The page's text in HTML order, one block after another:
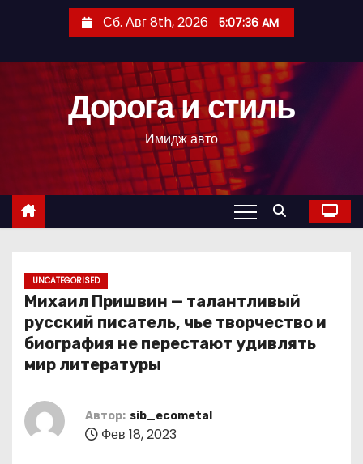
с
Сб. Авг 8th, 2026 5:07:37 AM
Дорога и стиль
Имидж авто
UNCATEGORISED
Михаил Пришвин — талантливый
русский писатель, чье творчество и
биография не перестают удивлять
мир литературы
Автор: sib_ecometal
Фев 18, 2023